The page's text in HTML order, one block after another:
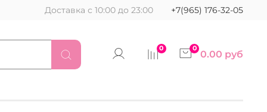
Доставка с 10:00 до 23:00 +7(965) 176-32-05
0 0 0.00 руб